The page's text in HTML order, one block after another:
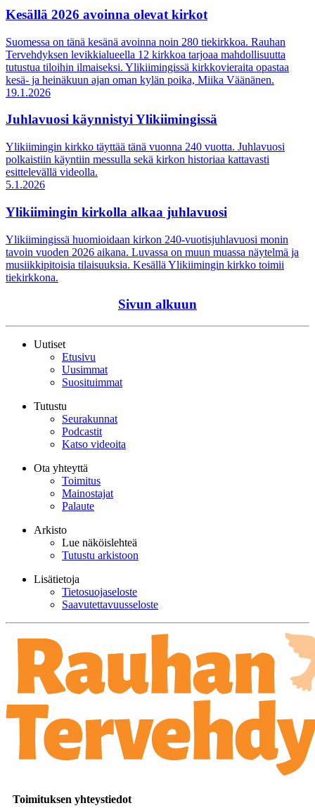
Kesällä 2026 avoinna olevat kirkot
Suomessa on tänä kesänä avoinna noin 280 tiekirkkoa. Rauhan
Tervehdyksen levikkialueella 12 kirkkoa tarjoaa mahdollisuutta
tutustua tiloihin ilmaiseksi. Ylikiimingissä kirkkovieraita opastaa
kesä- ja heinäkuun ajan oman kylän poika, Miika Väänänen.
19.1.2026
Juhlavuosi käynnistyi Ylikiimingissä
Ylikiimingin kirkko täyttää tänä vuonna 240 vuotta. Juhlavuosi
polkaistiin käyntiin messulla sekä kirkon historiaa kattavasti
esittelevällä videolla.
5.1.2026
Ylikiimingin kirkolla alkaa juhlavuosi
Ylikiimingissä huomioidaan kirkon 240-vuotisjuhlavuosi monin
tavoin vuoden 2026 aikana. Luvassa on muun muassa näytelmä ja
musiikkipitoisia tilaisuuksia. Kesällä Ylikiimingin kirkko toimii
tiekirkkona.
Sivun alkuun
Uutiset
Etusivu
Uusimmat
Suosituimmat
Tutustu
Seurakunnat
Podcastit
Katso videoita
Ota yhteyttä
Toimitus
Mainostajat
Palaute
Arkisto
Lue näköislehteä
Tutustu arkistoon
Lisätietoja
Tietosuojaseloste
Saavutettavuusseloste
Toimituksen yhteystiedot